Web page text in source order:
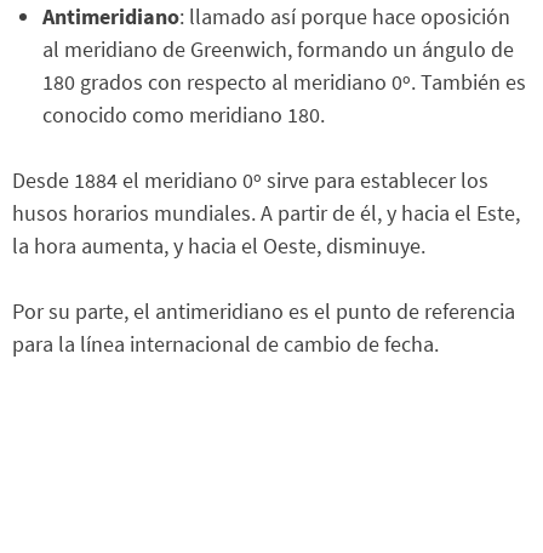
Antimeridiano: llamado así porque hace oposición
al meridiano de Greenwich, formando un ángulo de
180 grados con respecto al meridiano 0º. También es
conocido como meridiano 180.
Desde 1884 el meridiano 0º sirve para establecer los
husos horarios mundiales. A partir de él, y hacia el Este,
la hora aumenta, y hacia el Oeste, disminuye.
Por su parte, el antimeridiano es el punto de referencia
para la línea internacional de cambio de fecha.